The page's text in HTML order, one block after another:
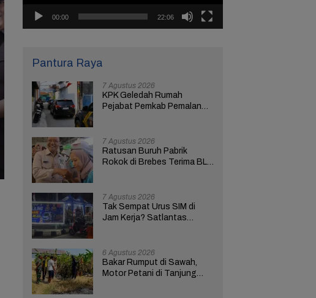
00:00 22:06
Pantura Raya
7 Agustus 2026
KPK Geledah Rumah
Pejabat Pemkab Pemalang
Bupati Anom
7 Agustus 2026
Ratusan Buruh Pabrik
Rokok di Brebes Terima BLT
7 Agustus 2026
Tak Sempat Urus SIM di
Jam Kerja? Satlantas
Hari
6 Agustus 2026
Bakar Rumput di Sawah,
Motor Petani di Tanjung